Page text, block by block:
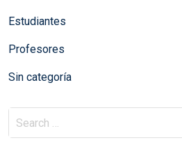
Estudiantes
Profesores
Sin categoría
Search
for: